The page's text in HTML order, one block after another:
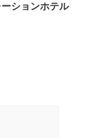
ションホテル